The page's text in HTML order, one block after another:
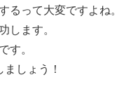
るって大変ですよね。
します。
す。
しょう！